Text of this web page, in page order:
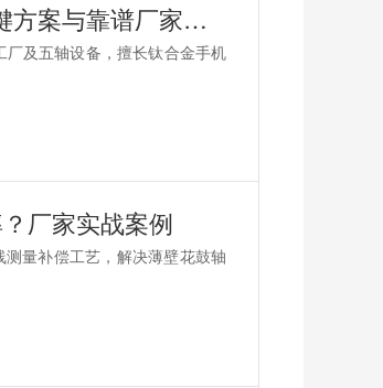
钛手机中板CNC加工良率如何稳定提升？3项关键方案与靠谱厂家推荐
及五轴设备，擅长钛合金手机
厂家实战案例
量补偿工艺，解决薄壁花鼓轴